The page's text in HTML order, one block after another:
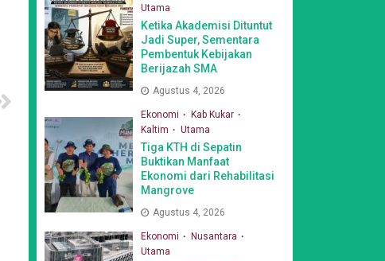
Utama
Ketika Akademisi Dituntut
Jadi Super, Sementara
Pembentuk Kebijakan
Berijazah SMA
Agustus 4, 2026
Ekonomi
Kab Kukar
Kaltim
Utama
Tiga KTH di Sepatin
Buktikan Manfaat
Ekonomi dari Rehabilitasi
Mangrove
Agustus 4, 2026
Ekonomi
Nusantara
Utama